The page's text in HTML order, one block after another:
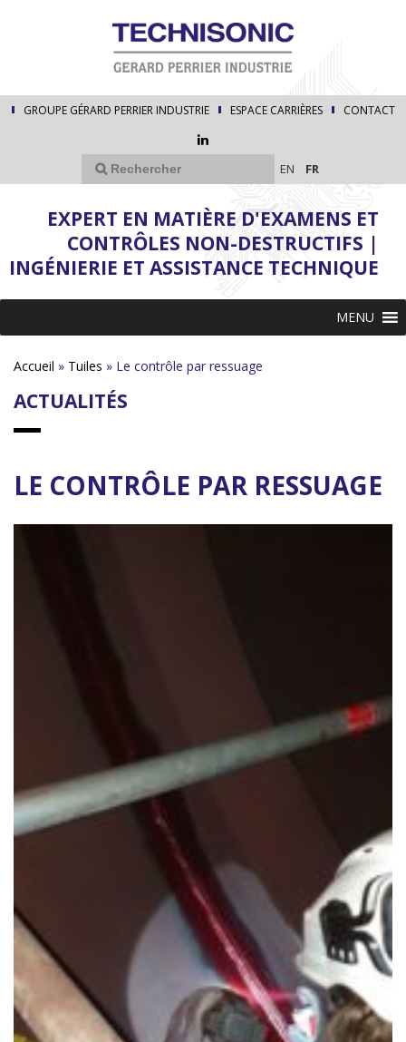
GROUPE GÉRARD PERRIER INDUSTRIE ESPACE CARRIÈRES CONTACT
EN FR
EXPERT EN MATIÈRE D'EXAMENS ET
CONTRÔLES NON-DESTRUCTIFS |
INGÉNIERIE ET ASSISTANCE TECHNIQUE
MENU
Accueil » Tuiles » Le contrôle par ressuage
ACTUALITÉS
LE CONTRÔLE PAR RESSUAGE